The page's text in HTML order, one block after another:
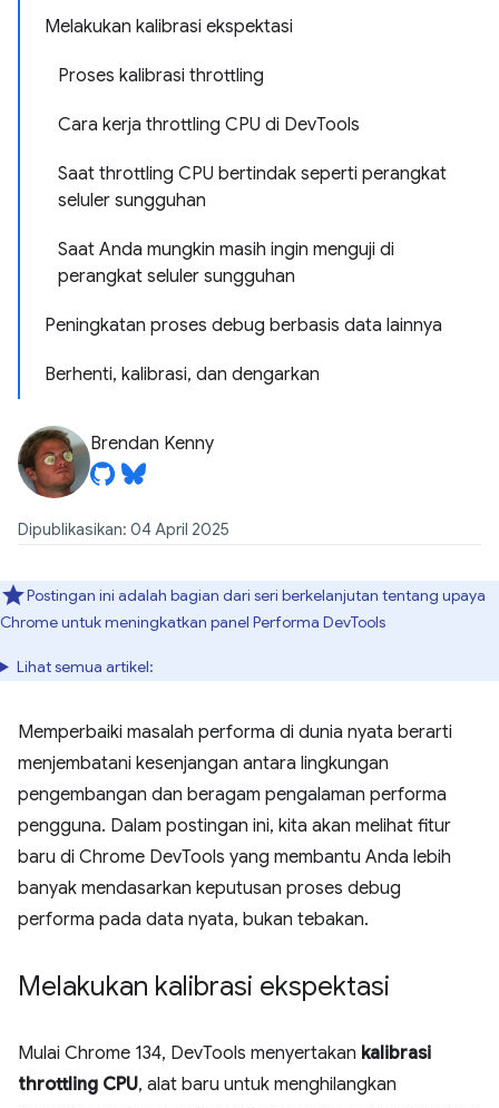
Melakukan kalibrasi ekspektasi
Proses kalibrasi throttling
Cara kerja throttling CPU di DevTools
Saat throttling CPU bertindak seperti perangkat
seluler sungguhan
Saat Anda mungkin masih ingin menguji di
perangkat seluler sungguhan
Peningkatan proses debug berbasis data lainnya
Berhenti, kalibrasi, dan dengarkan
Brendan Kenny
Dipublikasikan: 04 April 2025
Postingan ini adalah bagian dari seri berkelanjutan tentang upaya
Chrome untuk meningkatkan panel Performa DevTools
Lihat semua artikel:
Memperbaiki masalah performa di dunia nyata berarti
menjembatani kesenjangan antara lingkungan
pengembangan dan beragam pengalaman performa
pengguna. Dalam postingan ini, kita akan melihat fitur
baru di Chrome DevTools yang membantu Anda lebih
banyak mendasarkan keputusan proses debug
performa pada data nyata, bukan tebakan.
Melakukan kalibrasi ekspektasi
Mulai Chrome 134, DevTools menyertakan kalibrasi
throttling CPU, alat baru untuk menghilangkan